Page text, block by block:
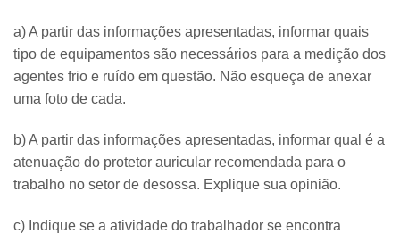
a) A partir das informações apresentadas, informar quais
tipo de equipamentos são necessários para a medição dos
agentes frio e ruído em questão. Não esqueça de anexar
uma foto de cada.
b) A partir das informações apresentadas, informar qual é a
atenuação do protetor auricular recomendada para o
trabalho no setor de desossa. Explique sua opinião.
c) Indique se a atividade do trabalhador se encontra